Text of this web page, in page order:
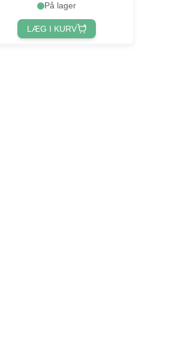
På lager
LÆG I KURV